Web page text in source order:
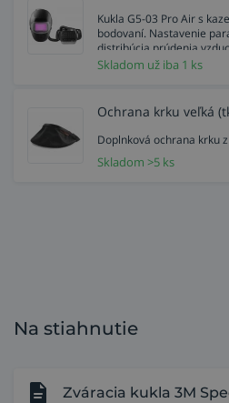
Kukla G5-03 Pro Air s
bodovaní. Nastavenie
distribúcia prúdenia
Skladom už iba 1 ks
Ochrana krku veľká
Doplnková ochrana krku
Skladom >5 ks
Na stiahnutie
Zváracia kukla 3M